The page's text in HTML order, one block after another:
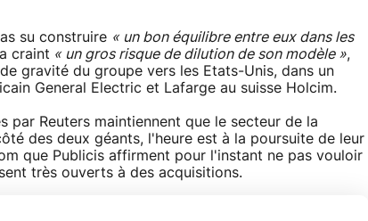
su construire « un bon équilibre entre eux dans les
craint « un gros risque de dilution de son modèle »,
gravité du groupe vers les Etats-Unis, dans un
General Electric et Lafarge au suisse Holcim.
Reuters maintiennent que le secteur de la
des deux géants, l'heure est à la poursuite de leur
que Publicis affirment pour l'instant ne pas vouloir
très ouverts à des acquisitions.